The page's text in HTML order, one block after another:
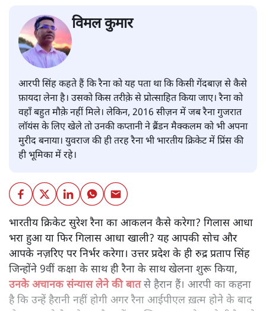
विमल कुमार
आरपी सिंह कहते हैं कि रैना को यह पता था कि किसी गेंदबाज़ से कैसे
फ़ायदा लेना है। उसको किस तरीक़े से प्रोत्साहित किया जाए। रैना को
वहाँ बहुत मौक़े नहीं मिले। लेकिन, 2016 सीज़न में जब रैना गुजरात
लॉयंस के लिए खेले तो उनकी कप्तानी ने ब्रैंडन मैक्कलम को भी अपना
मुरीद बनाया। युवराज की ही तरह रैना भी भारतीय क्रिकेट में प्रिंस की
ही भूमिका में रहे।
भारतीय क्रिकेट सुरेश रैना का आकलन कैसे करेगा? गिलास आधा
भरा हुआ या फिर गिलास आधा खाली? यह आपकी सोच और
आपके नज़रिए पर निर्भर करेगा। उत्तर प्रदेश के ही रुद्र प्रताप सिंह
जिन्होंने 9वीं कक्षा के साथ ही रैना के साथ खेलना शुरू किया,
उनके अचानक संन्यास लेने की बातसे हैरान हैं। आरपी का कहना
है कि उन्हें हैरानी नहीं होगी अगर रैना आईपीएल ख़त्म होने के बाद